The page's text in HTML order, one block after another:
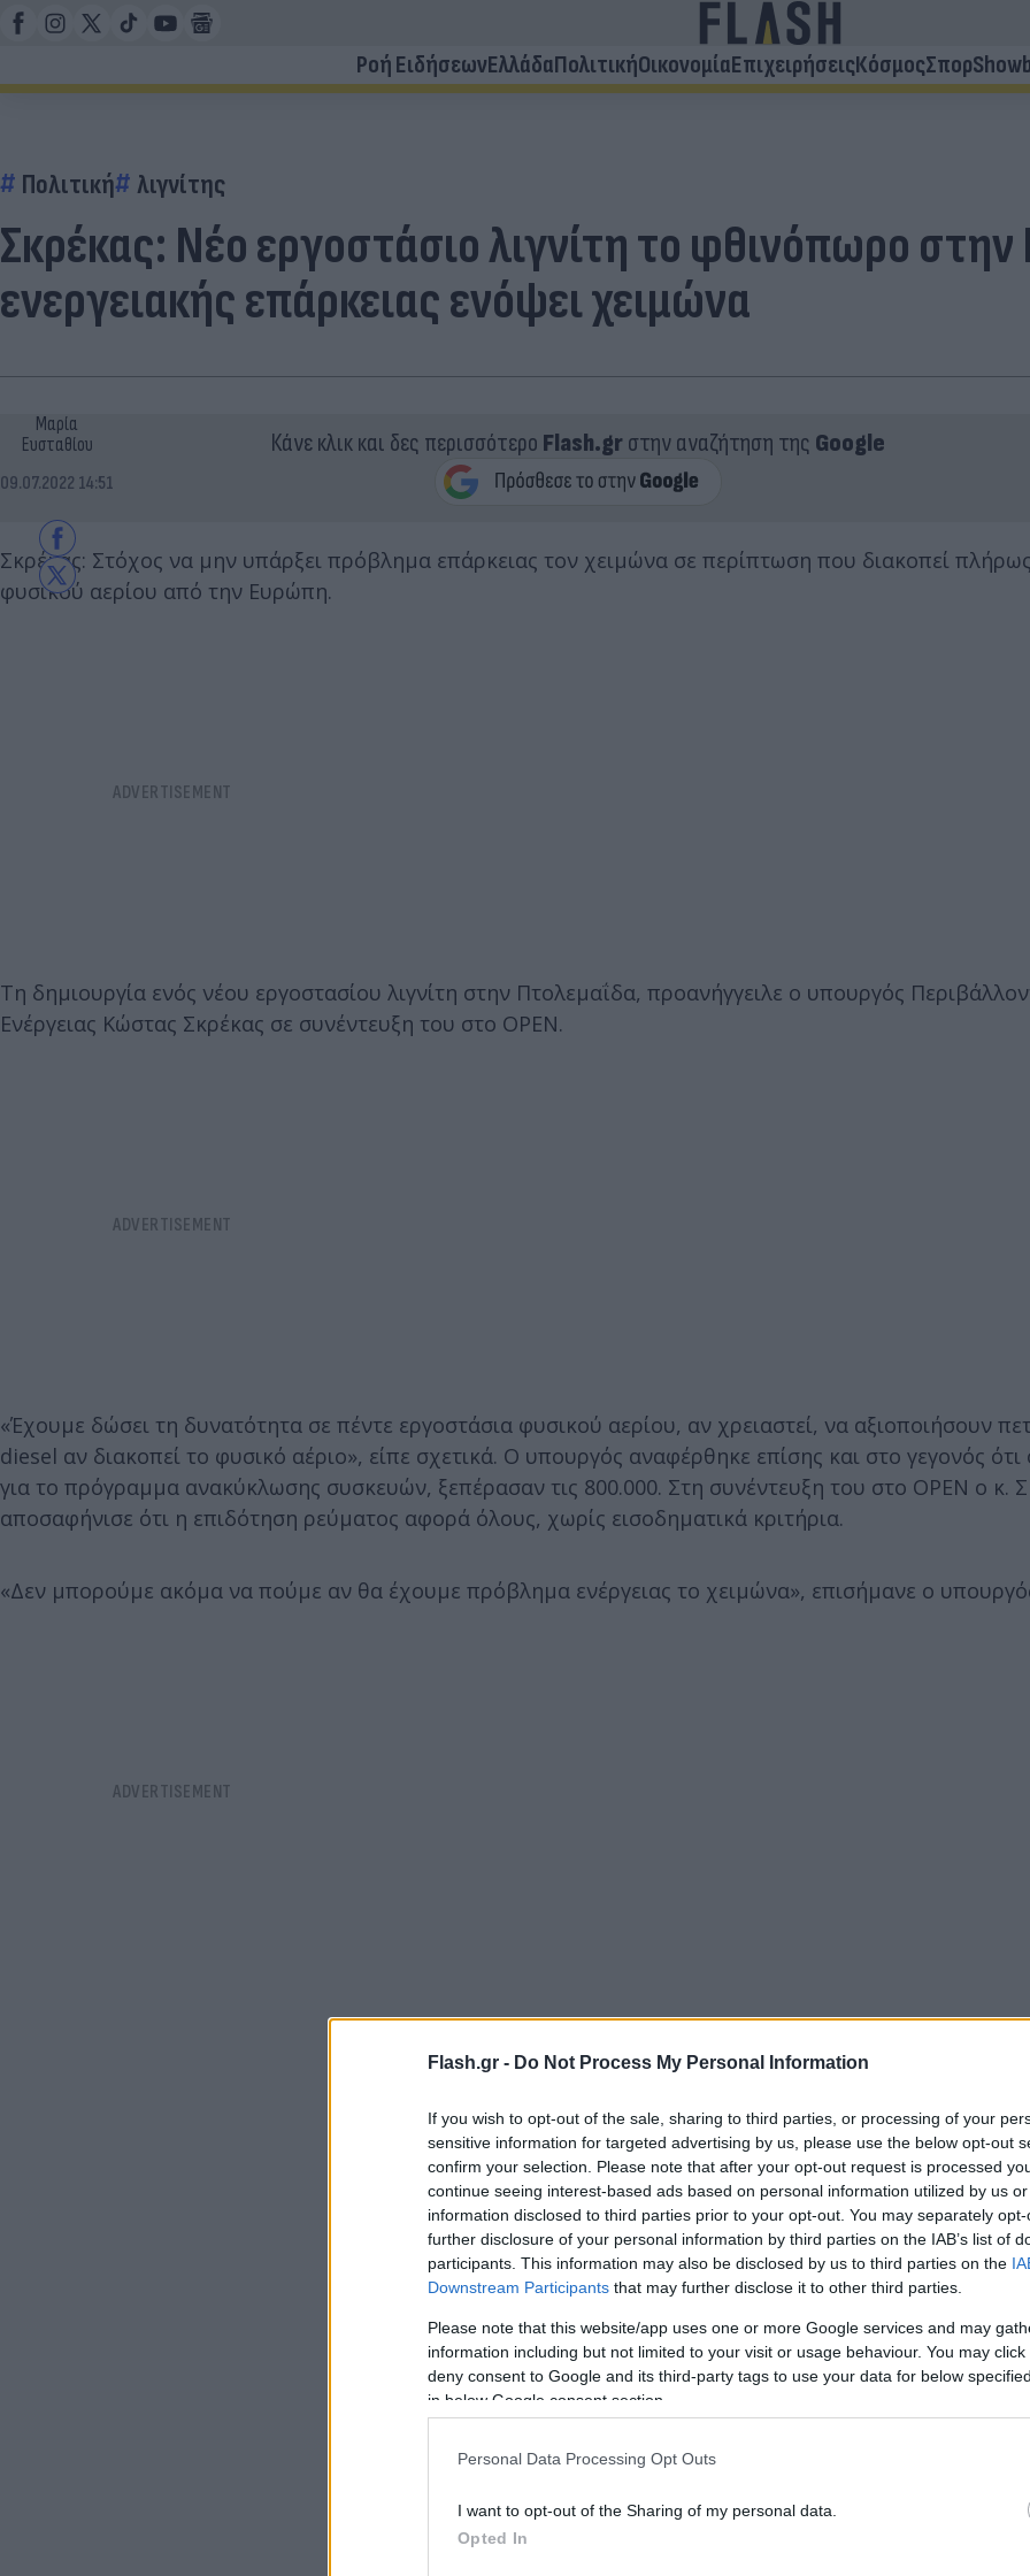
Flash.gr - Do Not Process My Personal Information
If you wish to opt-out of the sale, sharing to third parties, or processing of your
sensitive information for targeted advertising by us, please use the below opt-out
confirm your selection. Please note that after your opt-out request is processed
continue seeing interest-based ads based on personal information utilized by us
information disclosed to third parties prior to your opt-out. You may separately
further disclosure of your personal information by third parties on the IAB’s list of
participants. This information may also be disclosed by us to third parties on the
Downstream Participants that may further disclose it to other third parties.
Please note that this website/app uses one or more Google services and may
information including but not limited to your visit or usage behaviour. You may
deny consent to Google and its third-party tags to use your data for below
in below Google consent section.
Personal Data Processing Opt Outs
I want to opt-out of the Sharing of my personal data.
Opted In
Ροή ΕιδήσεωνΕλλάδαΠολιτικήΟικονομίαΕπιχειρήσειςΚόσμοςΣπορ
Πολιτική λιγνίτης
Σκρέκας: Νέο εργοστάσιο λιγνίτη το φθινόπωρο
ενεργειακής επάρκειας ενόψει χειμώνα
Μαρία
Ευσταθίου
09.07.2022 14:51
Κάνε κλικ και δες περισσότερο Flash.grστην αναζήτηση της Google
Σκρέκας: Στόχος να μην υπάρξει πρόβλημα επάρκειας τον χειμώνα σε περίπτωση που διακοπεί
φυσικού αερίου από την Ευρώπη.
Τη δημιουργία ενός νέου εργοστασίου λιγνίτη στην Πτολεμαΐδα, προανήγγειλε ο υπουργός
Ενέργειας Κώστας Σκρέκας σε συνέντευξη του στο OPEN.
«Έχουμε δώσει τη δυνατότητα σε πέντε εργοστάσια φυσικού αερίου, αν χρειαστεί, να αξιοποιήσουν
diesel αν διακοπεί το φυσικό αέριο», είπε σχετικά. Ο υπουργός αναφέρθηκε επίσης και στο γεγονός ότι
για το πρόγραμμα ανακύκλωσης συσκευών, ξεπέρασαν τις 800.000. Στη συνέντευξη του στο OPEN ο κ.
αποσαφήνισε ότι η επιδότηση ρεύματος αφορά όλους, χωρίς εισοδηματικά κριτήρια.
«Δεν μπορούμε ακόμα να πούμε αν θα έχουμε πρόβλημα ενέργειας το χειμώνα», επισήμανε ο